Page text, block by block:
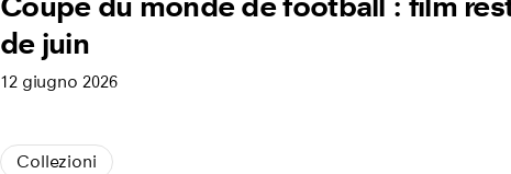
de juin
12 giugno 2026
Collezioni